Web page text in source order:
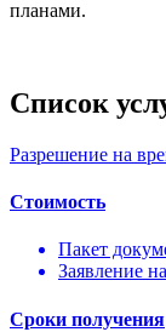
планами.
Список
Разрешение на
Стоимость
Пакет
Заявление
Сроки получения